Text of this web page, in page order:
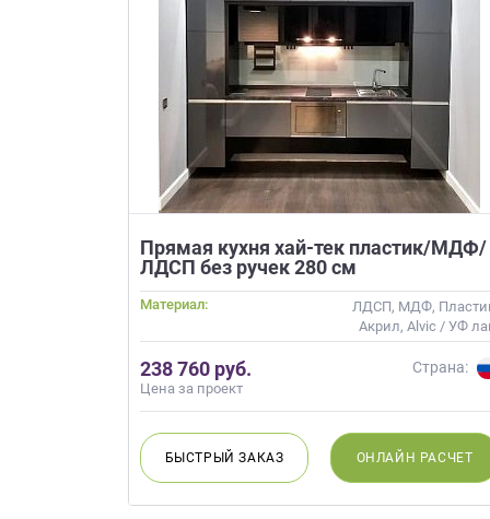
Прямая кухня хай-тек пластик/МДФ/
ЛДСП без ручек 280 см
Материал:
ЛДСП, МДФ,
Акрил, Alvic / УФ
Интегрированная
238 760 руб.
Цена за проект
Страна:
БЫСТРЫЙЗАКАЗ ОНЛАЙН РАСЧЕТ
с